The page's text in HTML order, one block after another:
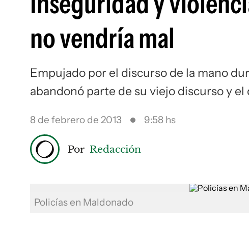
no vendría mal
Empujado por el discurso de la mano
abandonó parte de su viejo discurso y
8 de febrero de 2013 9:58 hs
Por Redacción
Policías en Maldonado